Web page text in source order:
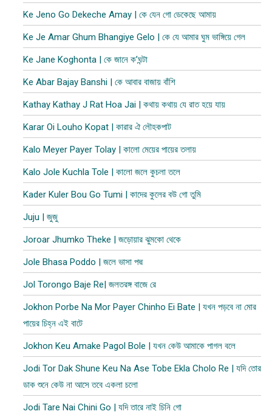
Ke Jeno Go Dekeche Amay | কে যেন গো ডেকেছে আমায়
Ke Je Amar Ghum Bhangiye Gelo | কে যে আমার ঘুম ভাঙ্গিয়ে গেল
Ke Jane Koghonta | কে জানে ক’ঘন্টা
Ke Abar Bajay Banshi | কে আবার বাজায় বাঁশি
Kathay Kathay J Rat Hoa Jai | কথায় কথায় যে রাত হয়ে যায়
Karar Oi Louho Kopat | কারার ঐ লৌহকপাট
Kalo Meyer Payer Tolay | কালো মেয়ের পায়ের তলায়
Kalo Jole Kuchla Tole | কালো জলে কুচলা তলে
Kader Kuler Bou Go Tumi | কাদের কুলের বউ গো তুমি
Juju | জুজু
Joroar Jhumko Theke | জড়োয়ার ঝুমকো থেকে
Jole Bhasa Poddo | জলে ভাসা পদ্ম
Jol Torongo Baje Re| জলতরঙ্গ বাজে রে
Jokhon Porbe Na Mor Payer Chinho Ei Bate | যখন পড়বে না মোর
পায়ের চিহ্ন এই বাটে
Jokhon Keu Amake Pagol Bole | যখন কেউ আমাকে পাগল বলে
Jodi Tor Dak Shune Keu Na Ase Tobe Ekla Cholo Re | যদি তোর
ডাক শুনে কেউ না আসে তবে একলা চলো
Jodi Tare Nai Chini Go | যদি তারে নাই চিনি গো